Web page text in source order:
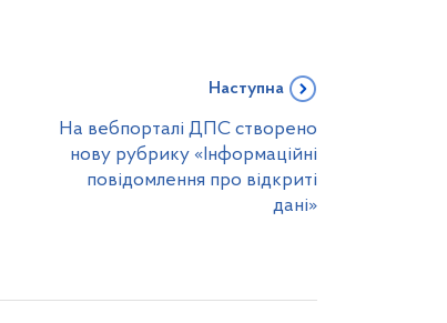
Наступна
На вебпорталі ДПС створено
нову рубрику «Інформаційні
повідомлення про відкриті
дані»